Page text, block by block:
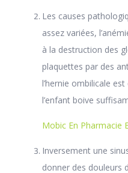
Les causes
assez variées,
à la destruction des
plaquettes par des
l’hernie ombilicale
l’enfant boive
Mobic En Pharmacie
Inversement une
donner des douleurs